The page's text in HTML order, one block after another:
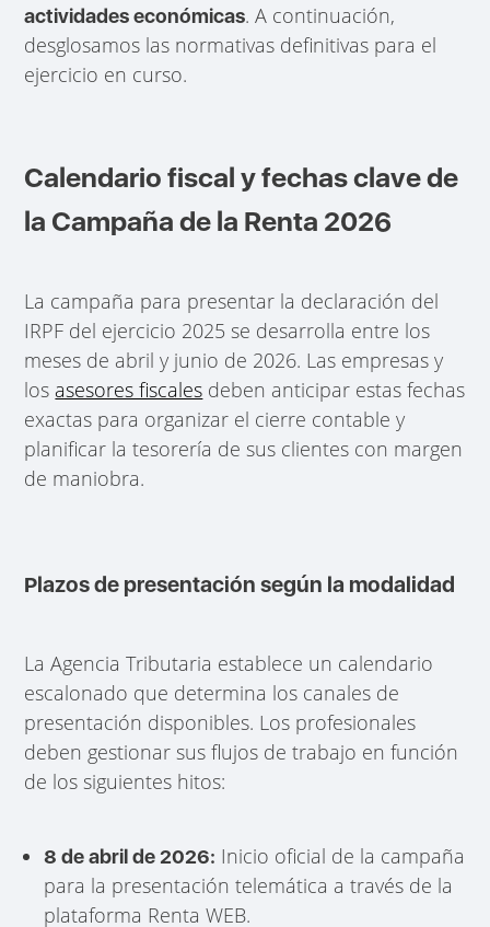
actividades económicas. A continuación,
desglosamos las normativas definitivas para el
ejercicio en curso.
Calendario fiscal y fechas clave de
la Campaña de la Renta 2026
La campaña para presentar la declaración del
IRPF del ejercicio 2025 se desarrolla entre los
meses de abril y junio de 2026. Las empresas y
los asesores fiscales deben anticipar estas fechas
exactas para organizar el cierre contable y
planificar la tesorería de sus clientes con margen
de maniobra.
Plazos de presentación según la modalidad
La Agencia Tributaria establece un calendario
escalonado que determina los canales de
presentación disponibles. Los profesionales
deben gestionar sus flujos de trabajo en función
de los siguientes hitos:
8 de abril de 2026: Inicio oficial de la campaña
para la presentación telemática a través de la
plataforma Renta WEB.